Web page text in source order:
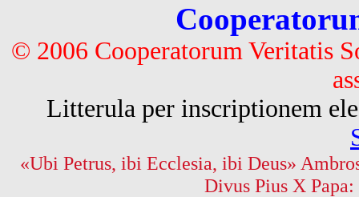
© 2006 Cooperatorum Veritatis
Litterula per inscriptionem
«Ubi Petrus, ibi Ecclesia, ibi Deus»
Divus Pius X Papa: